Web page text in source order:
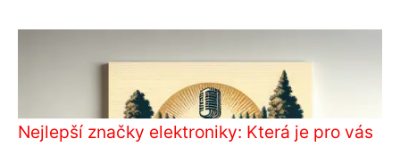
Nejlepší značky elektroniky: Která je pro vás